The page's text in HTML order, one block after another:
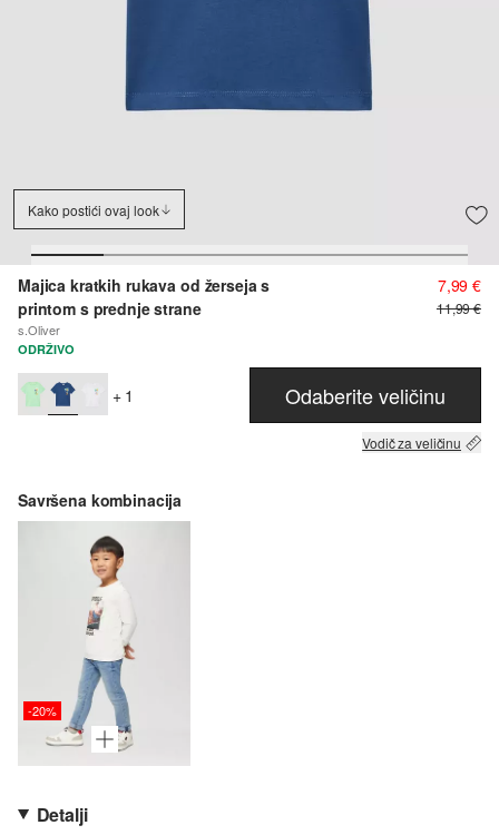
Kako postići ovaj look
Majica kratkih rukava od žerseja s
printom s prednje strane
s.Oliver
7,99 €
11,99 €
ODRŽIVO
+ 1 Odaberite veličinu
Vodič za veličinu
Savršena kombinacija
-20%
Detalji